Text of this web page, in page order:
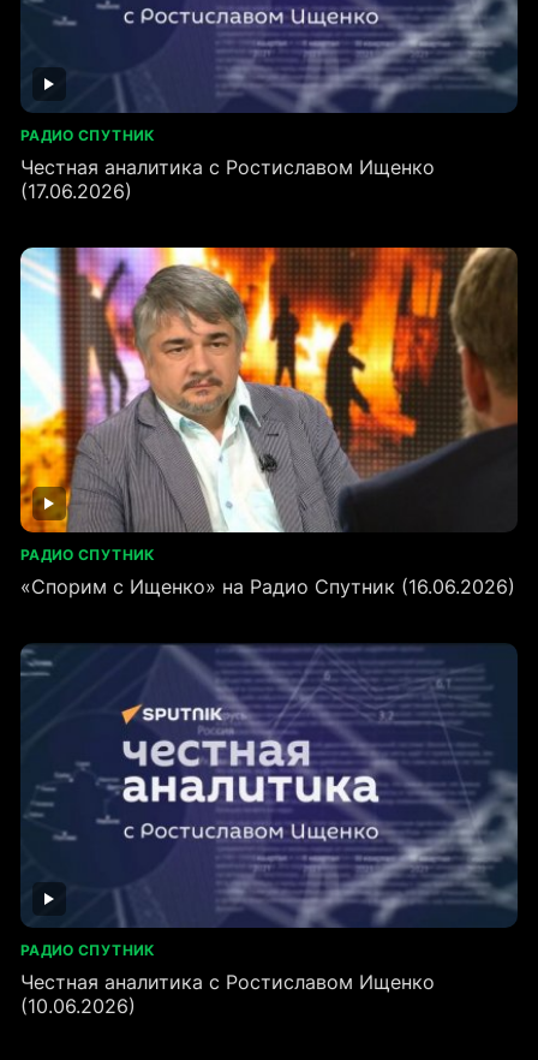
РАДИО СПУТНИК
Честная аналитика с Ростиславом Ищенко
(17.06.2026)
РАДИО СПУТНИК
«Спорим с Ищенко» на Радио Спутник (16.06.2026)
РАДИО СПУТНИК
Честная аналитика с Ростиславом Ищенко
(10.06.2026)